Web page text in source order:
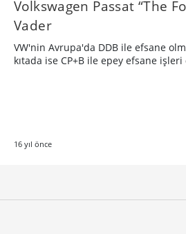
Volkswagen Passat “The
Vader
VW'nin Avrupa'da DDB ile efsane
kıtada ise CP+B ile epey efsane işleri
16 yıl önce